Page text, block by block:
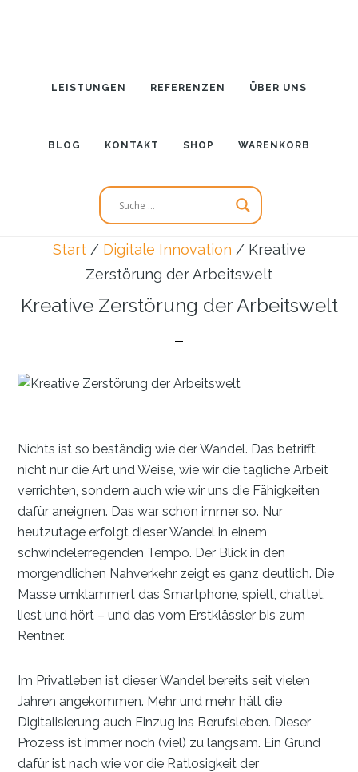
LEISTUNGEN REFERENZEN ÜBER UNS
BLOG KONTAKT SHOP WARENKORB
Start / Digitale Innovation / Kreative
Zerstörung der Arbeitswelt
Kreative Zerstörung der Arbeitswelt
Nichts ist so beständig wie der Wandel. Das betrifft
nicht nur die Art und Weise, wie wir die tägliche Arbeit
verrichten, sondern auch wie wir uns die Fähigkeiten
dafür aneignen. Das war schon immer so. Nur
heutzutage erfolgt dieser Wandel in einem
schwindelerregenden Tempo. Der Blick in den
morgendlichen Nahverkehr zeigt es ganz deutlich. Die
Masse umklammert das Smartphone, spielt, chattet,
liest und hört – und das vom Erstklässler bis zum
Rentner.
Im Privatleben ist dieser Wandel bereits seit vielen
Jahren angekommen. Mehr und mehr hält die
Digitalisierung auch Einzug ins Berufsleben. Dieser
Prozess ist immer noch (viel) zu langsam. Ein Grund
dafür ist nach wie vor die Ratlosigkeit der